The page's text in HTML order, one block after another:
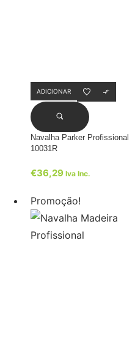
ADICIONAR
Navalha Parker Profissional
10031R
€36,29 Iva Inc.
Promoção!